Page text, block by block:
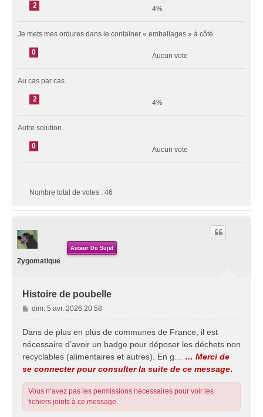
2 4%
Je mets mes ordures dans le container « emballages » à côté.
0 Aucun vote
Au cas par cas.
2 4%
Autre solution.
0 Aucun vote
Nombre total de votes : 46
Auteur Du Sujet
Zygomatique
Histoire de poubelle
M
e
a
g
e
dim. 5 avr. 2026 20:58
Dans de plus en plus de communes de France, il est
nécessaire d’avoir un badge pour déposer les déchets non
recyclables (alimentaires et autres). En g…
… Merci de
se connecter pour consulter la suite de ce message.
Vous n’avez pas les permissions nécessaires pour voir les
fichiers joints à ce message.